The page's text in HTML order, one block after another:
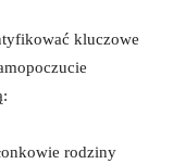
kluczowe
rodziny